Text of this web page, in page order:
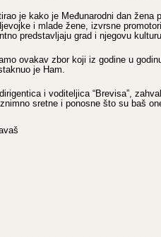
je kako je Međunarodni dan žena
i mlade žene, izvrsne
predstavljaju grad i njegovu
ovakav zbor koji iz godine u
je Ham.
i voditeljica “Brevisa”,
sretne i ponosne što su baš